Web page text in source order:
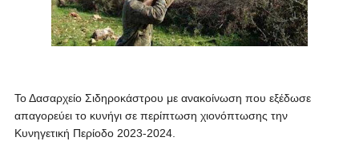
Το Δασαρχείο Σιδηροκάστρου με ανακοίνωση που εξέδωσε
απαγορεύει το κυνήγι σε περίπτωση χιονόπτωσης την
Κυνηγετική Περίοδο 2023-2024.